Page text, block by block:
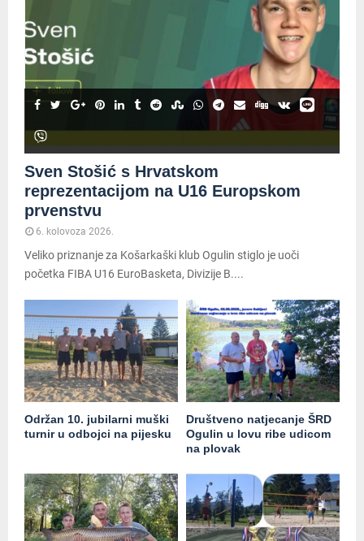
Sven Stošić s Hrvatskom
reprezentacijom na U16 Europskom
prvenstvu
6. kolovoza 2026.
Veliko priznanje za Košarkaški klub Ogulin stiglo je uoči
početka FIBA U16 EuroBasketa, Divizije B....
Održan 10. jubilarni muški
turnir u odbojci na pijesku
Društveno natjecanje ŠRD
Ogulin u lovu ribe udicom
na plovak